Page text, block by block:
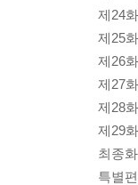
제24
제25
제26
제27
제28
제29
최종
특별